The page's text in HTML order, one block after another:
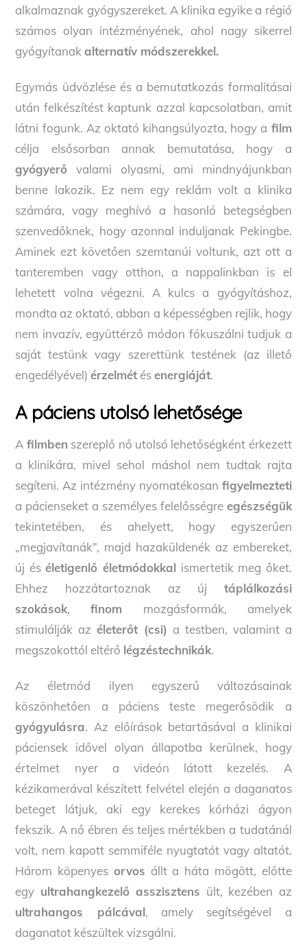
alkalmaznak gyógyszereket. A klinika egyike a régió
számos olyan intézményének, ahol nagy sikerrel
gyógyítanakalternatív módszerekkel.
Egymás üdvözlése és a bemutatkozás formalitásai
után felkészítést kaptunk azzal kapcsolatban, amit
látni fogunk. Az oktató kihangsúlyozta, hogy a film
célja elsősorban annak bemutatása, hogy a
gyógyerő valami olyasmi, ami mindnyájunkban
benne lakozik. Ez nem egy reklám volt a klinika
számára, vagy meghívó a hasonló betegségben
szenvedőknek, hogy azonnal induljanak Pekingbe.
Aminek ezt követően szemtanúi voltunk, azt ott a
tanteremben vagy otthon, a nappalinkban is el
lehetett volna végezni. A kulcs a gyógyításhoz,
mondta az oktató, abban a képességben rejlik, hogy
nem invazív, együttérző módon fókuszálni tudjuk a
saját testünk vagy szerettünk testének (az illető
engedélyével)érzelmét ésenergiáját.
A páciens utolsó lehetősége
A filmben szereplő nő utolsó lehetőségként érkezett
a klinikára, mivel sehol máshol nem tudtak rajta
segíteni. Az intézmény nyomatékosan figyelmezteti
a pácienseket a személyes felelősségre egészségük
tekintetében, és ahelyett, hogy egyszerűen
„megjavítanák”, majd hazaküldenék az embereket,
új éséletigenlő életmódokkal ismertetik meg őket.
Ehhez hozzátartoznak az új táplálkozási
szokások,finom mozgásformák, amelyek
stimulálják azéleterőt (csi) a testben, valamint a
megszokottól eltérő légzéstechnikák.
Az életmód ilyen egyszerű változásainak
köszönhetően a páciens teste megerősödik a
gyógyulásra. Az előírások betartásával a klinikai
páciensek idővel olyan állapotba kerülnek, hogy
értelmet nyer a videón látott kezelés. A
kézikamerával készített felvétel elején a daganatos
beteget látjuk, aki egy kerekes kórházi ágyon
fekszik. A nő ébren és teljes mértékben a tudatánál
volt, nem kapott semmiféle nyugtatót vagy altatót.
Három köpenyes orvos állt a háta mögött, előtte
egy ultrahangkezelő asszisztens ült, kezében az
ultrahangos pálcával, amely segítségével a
daganatot készültek vizsgálni.